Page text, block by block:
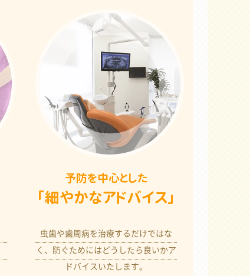
予防を中心とした
「細やかなアドバイス」
虫歯や歯周病を治療するだけではな
く、防ぐためにはどうしたら良いかア
ドバイスいたします。